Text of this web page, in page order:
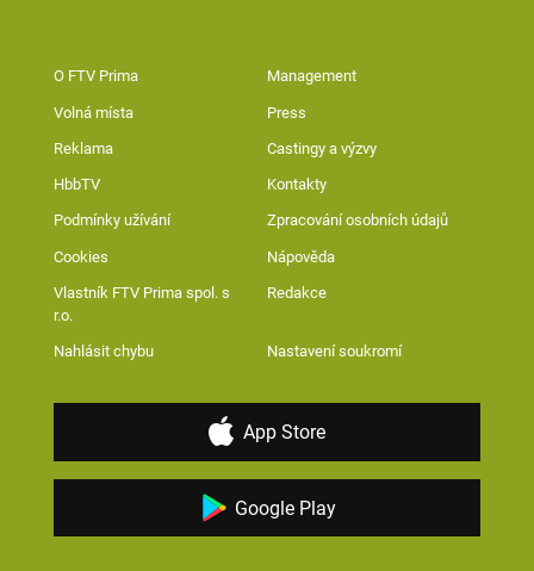
O FTV Prima Management
Volná místa Press
Reklama Castingy a výzvy
HbbTV Kontakty
Podmínky užívání Zpracování osobních údajů
Cookies Nápověda
Vlastník FTV Prima spol. s
r.o.
Redakce
Nahlásit chybu Nastavení soukromí
App Store
Google Play